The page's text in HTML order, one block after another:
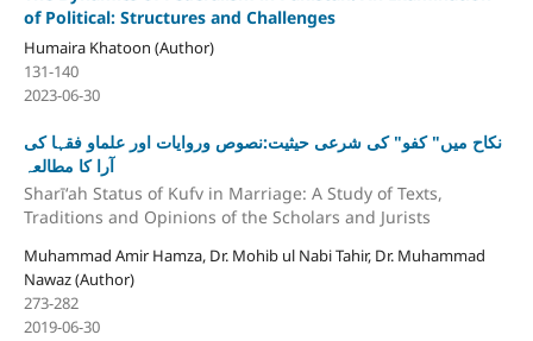
of Political: Structures and Challenges
Humaira Khatoon (Author)
131-140
2023-06-30
نکاح میں" کفو" کی شرعی حیثیت:نصوص وروایات اور علماو فقہا کی
آرا کا مطالعہ
Sharīʻah Status of Kufv in Marriage: A Study of Texts,
Traditions and Opinions of the Scholars and Jurists
Muhammad Amir Hamza, Dr. Mohib ul Nabi Tahir, Dr. Muhammad
Nawaz (Author)
273-282
2019-06-30